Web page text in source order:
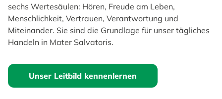
sechs Wertesäulen: Hören, Freude am Leben,
Menschlichkeit, Vertrauen, Verantwortung und
Miteinander. Sie sind die Grundlage für unser tägliches
Handeln in Mater Salvatoris.
Unser Leitbild kennenlernen